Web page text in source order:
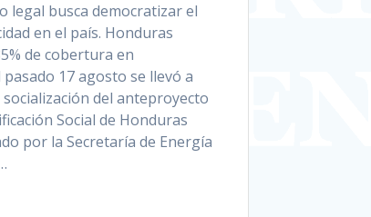
legal busca democratizar el
en el país. Honduras
de cobertura en
17 agosto se llevó a
del anteproyecto
Social de Honduras
por la Secretaría de Energía